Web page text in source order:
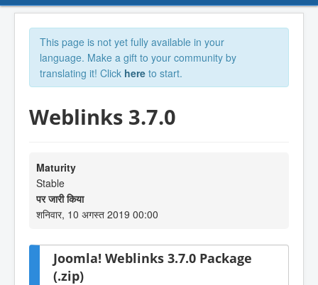
This page is not yet fully available in your
language. Make a gift to your community by
translating it! Click here to start.
Weblinks 3.7.0
Maturity
Stable
पर जारी किया
शनिवार, 10 अगस्त 2019 00:00
Joomla! Weblinks 3.7.0 Package
(.zip)